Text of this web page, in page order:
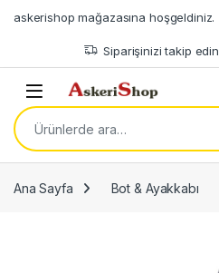
Skip to navigation
askerishop mağazasına hoşgeldiniz.
Siparişinizi takip edin
Open
Ara:
Ana Sayfa Bot & Ayakkabı